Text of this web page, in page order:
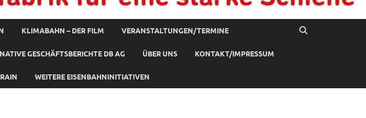
KLIMABAHN – DER FILM VERANSTALTUNGEN/TERMINE
GESCHÄFTSBERICHTE DB AG ÜBER UNS KONTAKT/IMPRESSUM
WEITERE EISENBAHNINITIATIVEN